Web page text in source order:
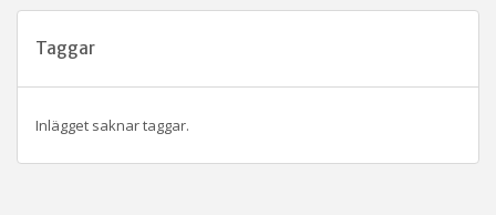
Taggar
Inlägget saknar taggar.